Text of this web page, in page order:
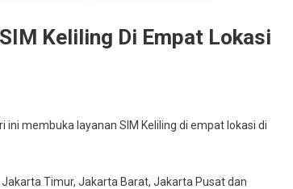
Keliling Di Empat Lokasi
ini membuka layanan SIM Keliling di empat lokasi di
Timur, Jakarta Barat, Jakarta Pusat dan